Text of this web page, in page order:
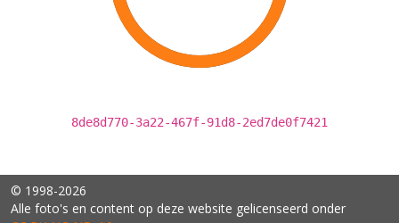
8de8d770-3a22-467f-91d8-2ed7de0f7421
© 1998-2026
Alle foto's en content op deze website gelicenseerd onder